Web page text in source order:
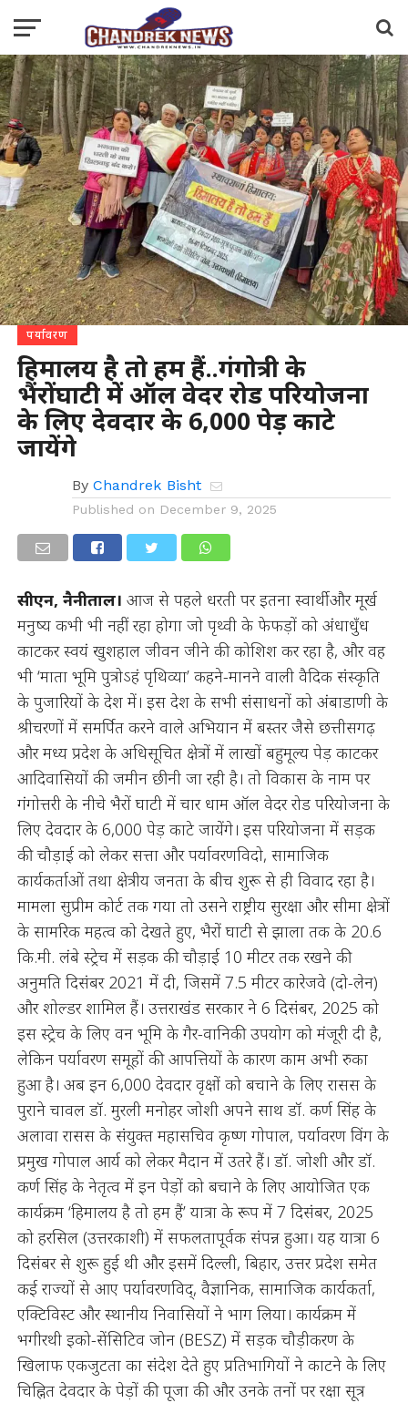
पर्यावरण
हिमालय है तो हम हैं..गंगोत्री के
भैंरोंघाटी में ऑल वेदर रोड परियोजना
के लिए देवदार के 6,000 पेड़ काटे
जायेंगे
By Chandrek Bisht
Published on December 9, 2025
सीएन, नैनीताल। आज से पहले धरती पर इतना स्वार्थी और मूर्ख
मनुष्य कभी भी नहीं रहा होगा जो पृथ्वी के फेफड़ों को अंधाधुँध
काटकर स्वयं खुशहाल जीवन जीने की कोशिश कर रहा है, और वह
भी ‘माता भूमि पुत्रोऽहं पृथिव्या’ कहने-मानने वाली वैदिक संस्कृति
के पुजारियों के देश में। इस देश के सभी संसाधनों को अंबाडाणी के
श्रीचरणों में समर्पित करने वाले अभियान में बस्तर जैसे छत्तीसगढ़
और मध्य प्रदेश के अधिसूचित क्षेत्रों में लाखों बहुमूल्य पेड़ काटकर
आदिवासियों की जमीन छीनी जा रही है। तो विकास के नाम पर
गंगोत्तरी के नीचे भैरों घाटी में चार धाम ऑल वेदर रोड परियोजना के
लिए देवदार के 6,000 पेड़ काटे जायेंगे। इस परियोजना में सड़क
की चौड़ाई को लेकर सत्ता और पर्यावरणविदो, सामाजिक
कार्यकर्ताओं तथा क्षेत्रीय जनता के बीच शुरू से ही विवाद रहा है।
मामला सुप्रीम कोर्ट तक गया तो उसने राष्ट्रीय सुरक्षा और सीमा क्षेत्रों
के सामरिक महत्व को देखते हुए, भैरों घाटी से झाला तक के 20.6
कि.मी. लंबे स्ट्रेच में सड़क की चौड़ाई 10 मीटर तक रखने की
अनुमति दिसंबर 2021 में दी, जिसमें 7.5 मीटर कारेजवे (दो-लेन)
और शोल्डर शामिल हैं। उत्तराखंड सरकार ने 6 दिसंबर, 2025 को
इस स्ट्रेच के लिए वन भूमि के गैर-वानिकी उपयोग को मंजूरी दी है,
लेकिन पर्यावरण समूहों की आपत्तियों के कारण काम अभी रुका
हुआ है। अब इन 6,000 देवदार वृक्षों को बचाने के लिए रासस के
पुराने चावल डॉ. मुरली मनोहर जोशी अपने साथ डॉ. कर्ण सिंह के
अलावा रासस के संयुक्त महासचिव कृष्ण गोपाल, पर्यावरण विंग के
प्रमुख गोपाल आर्य को लेकर मैदान में उतरे हैं। डॉ. जोशी और डॉ.
कर्ण सिंह के नेतृत्व में इन पेड़ों को बचाने के लिए आयोजित एक
कार्यक्रम ‘हिमालय है तो हम हैं’ यात्रा के रूप में 7 दिसंबर, 2025
को हरसिल (उत्तरकाशी) में सफलतापूर्वक संपन्न हुआ। यह यात्रा 6
दिसंबर से शुरू हुई थी और इसमें दिल्ली, बिहार, उत्तर प्रदेश समेत
कई राज्यों से आए पर्यावरणविद्, वैज्ञानिक, सामाजिक कार्यकर्ता,
एक्टिविस्ट और स्थानीय निवासियों ने भाग लिया। कार्यक्रम में
भगीरथी इको-सेंसिटिव जोन (BESZ) में सड़क चौड़ीकरण के
खिलाफ एकजुटता का संदेश देते हुए प्रतिभागियों ने काटने के लिए
चिह्नित देवदार के पेड़ों की पूजा की और उनके तनों पर रक्षा सूत्र